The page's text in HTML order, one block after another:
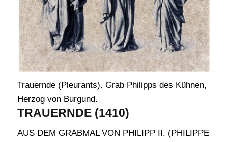
Trauernde (Pleurants). Grab Philipps des Kühnen,
Herzog von Burgund.
TRAUERNDE (1410)
AUS DEM GRABMAL VON PHILIPP II. (PHILIPPE